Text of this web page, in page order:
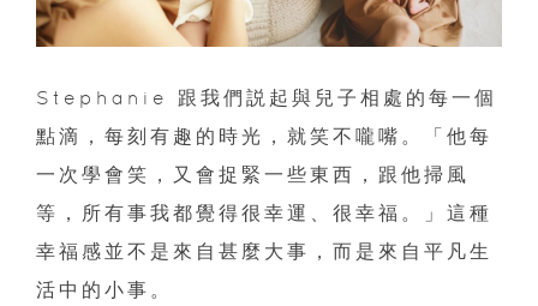
Stephanie 跟我們説起與兒子相處的每一個
點滴，每刻有趣的時光，就笑不嚨嘴。「他每
一次學會笑，又會捉緊一些東西，跟他掃風
等，所有事我都覺得很幸運、很幸福。」這種
幸福感並不是來自甚麼大事，而是來自平凡生
活中的小事。